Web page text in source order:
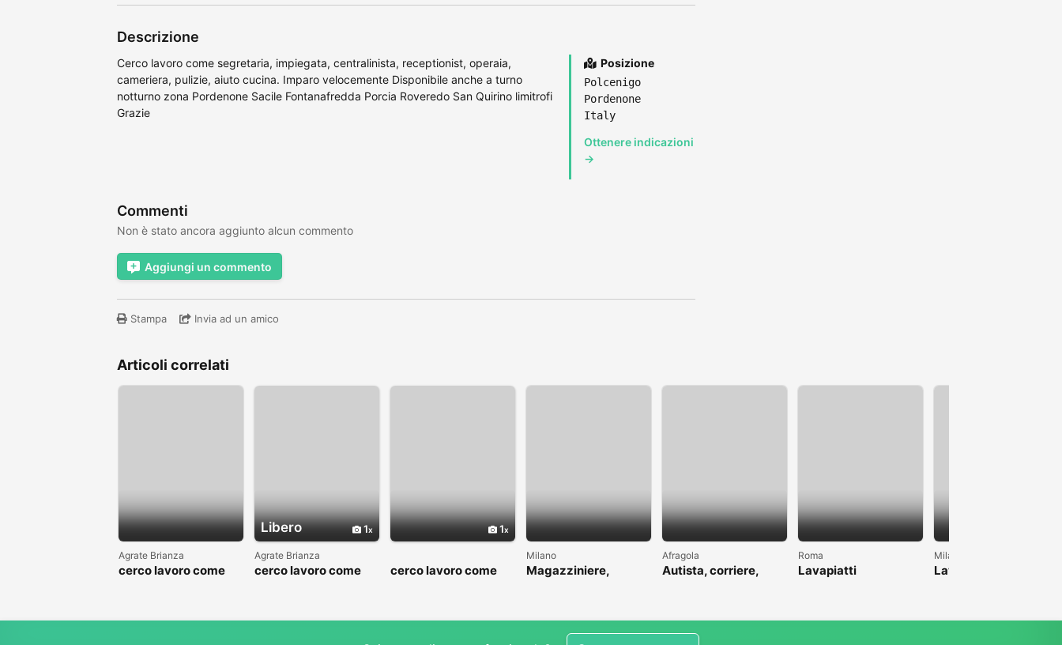
Descrizione
Cerco lavoro come segretaria, impiegata, centralinista, receptionist, operaia,
cameriera, pulizie, aiuto cucina. Imparo velocemente Disponibile anche a turno
notturno zona Pordenone Sacile Fontanafredda Porcia Roveredo San Quirino limitrofi
Grazie
Posizione
Polcenigo
Pordenone
Italy
Ottenere indicazioni
→
Commenti
Non è stato ancora aggiunto alcun commento
Aggiungi un commento
Stampa Invia ad un amico
Articoli correlati
Agrate Brianza
cerco lavoro come
Libero 1
Agrate Brianza
cerco lavoro come
1
cerco lavoro come
Milano
Magazziniere,
Afragola
Autista, corriere,
Roma
Lavapiatti
Milano
Lavoro come pulizie